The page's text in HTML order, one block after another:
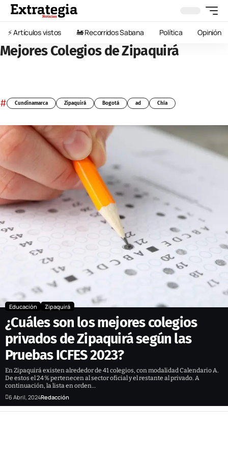
⚡️ Artículos vistos 🚂 Recorridos Sabana Política Opinión
Mejores Colegios de Zipaquirá
# Cundinamarca Zipaquirá Bogotá ad Chía
Educación Zipaquirá
¿Cuáles son los mejores colegios
privados de Zipaquirá según las
Pruebas ICFES 2023?
En Zipaquirá existen alrededor de 41 colegios, con modalidad Calendario A.
De estos el 24 % pertenecen al sector oficial y el restante al privado. A
continuación, la lista en orden…
6 Abril, 2024Redacción